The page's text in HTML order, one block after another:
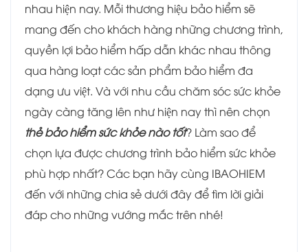
nhau hiện nay. Mỗi thương hiệu bảo hiểm sẽ
mang đến cho khách hàng những chương trình,
quyền lợi bảo hiểm hấp dẫn khác nhau thông
qua hàng loạt các sản phẩm bảo hiểm đa
dạng ưu việt. Và với nhu cầu chăm sóc sức khỏe
ngày càng tăng lên như hiện nay thì nên chọn
thẻ bảo hiểm sức khỏe nào tốt? Làm sao để
chọn lựa được chương trình bảo hiểm sức khỏe
phù hợp nhất? Các bạn hãy cùng IBAOHIEM
đến với những chia sẻ dưới đây để tìm lời giải
đáp cho những vướng mắc trên nhé!